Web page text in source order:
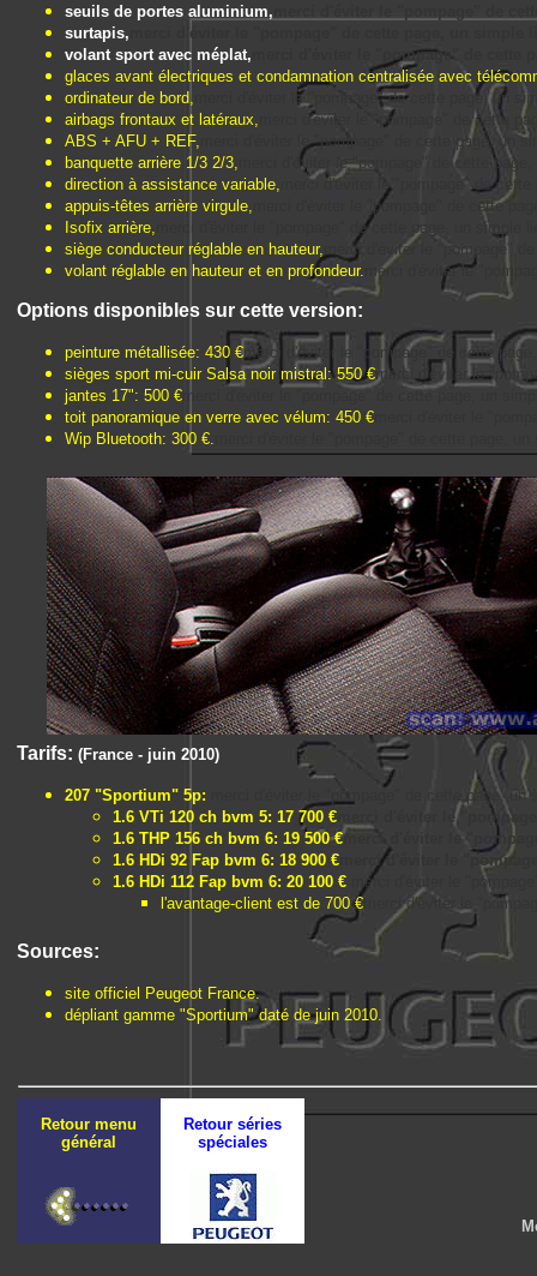
seuils de portes aluminium,
surtapis, merci d'éviter le "pompage" de cette page, un simple
volant sport avec méplat, merci d'éviter le "pompage" de
glaces avant électriques et condamnation centralisée avec
ordinateur de bord, merci d'éviter le "pompage" de cette page, un
airbags frontaux et latéraux, merci d'éviter le "pompage" de cette
ABS + AFU + REF, merci d'éviter le "pompage" de cette page, un
banquette arrière 1/3 2/3, merci d'éviter le "pompage" de cette
direction à assistance variable, merci d'éviter le "pompage" de
appuis-têtes arrière virgule, merci d'éviter le "pompage" de cette
Isofix arrière, merci d'éviter le "pompage" de cette page, un simple
siège conducteur réglable en hauteur, merci d'éviter le "pompage"
volant réglable en hauteur et en profondeur. merci d'éviter le
Options disponibles sur cette version:
peinture métallisée: 430 €merci d'éviter le "pompage" de cette
sièges sport mi-cuir Salsa noir mistral: 550 €merci d'éviter le
jantes 17": 500 € merci d'éviter le "pompage" de cette page, un
toit panoramique en verre avec vélum: 450 €
Wip Bluetooth: 300 €.
Tarifs: (France - juin 2010)
207 "Sportium" 5p:
merci d'éviter le "pompage" de cette page,
1.6 VTi 120 ch bvm 5: 17 700 € merci d'éviter le
1.6 THP 156 ch bvm 6: 19 500 €merci d'éviter le
1.6 HDi 92 Fap bvm 6: 18 900 € merci d'éviter le
1.6 HDi 112 Fap bvm 6: 20 100 €
merci d'éviter le
l'avantage-client est de 700 € merci d'éviter le
Sources:
site officiel Peugeot France.
dépliant gamme "Sportium" daté de juin 2010.
Retour menu
général
Retour séries
spéciales